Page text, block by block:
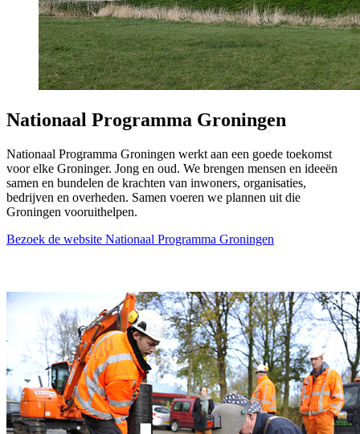
Nationaal Programma Groningen
Nationaal Programma Groningen werkt aan een goede toekomst
voor elke Groninger. Jong en oud. We brengen mensen en ideeën
samen en bundelen de krachten van inwoners, organisaties,
bedrijven en overheden. Samen voeren we plannen uit die
Groningen vooruithelpen.
Bezoek de website Nationaal Programma Groningen